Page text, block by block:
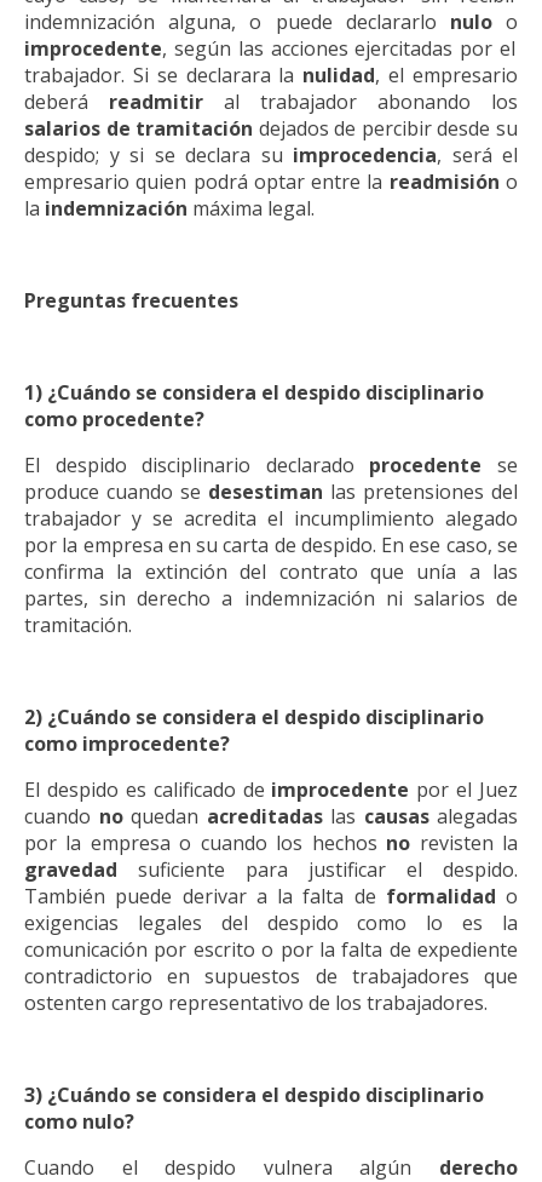
indemnización alguna, o puede declararlo nuloo
improcedente, según las acciones ejercitadas por el
trabajador. Si se declarara la nulidad, el empresario
deberá readmitir al trabajador abonando los
salarios de tramitación dejados de percibir desde su
despido; y si se declara su improcedencia, será el
empresario quien podrá optar entre la readmisión o
la indemnización máxima legal.
Preguntas frecuentes
1) ¿Cuándo se considera el despido disciplinario
como procedente?
El despido disciplinario declarado procedente se
produce cuando se desestiman las pretensiones del
trabajador y se acredita el incumplimiento alegado
por la empresa en su carta de despido. En ese caso, se
confirma la extinción del contrato que unía a las
partes, sin derecho a indemnización ni salarios de
tramitación.
2) ¿Cuándo se considera el despido disciplinario
como improcedente?
El despido es calificado de improcedente por el Juez
cuando no quedan acreditadas las causasalegadas
por la empresa o cuando los hechos no revisten la
gravedad suficiente para justificar el despido.
También puede derivar a la falta de formalidad o
exigencias legales del despido como lo es la
comunicación por escrito o por la falta de expediente
contradictorio en supuestos de trabajadores que
ostenten cargo representativo de los trabajadores.
3) ¿Cuándo se considera el despido disciplinario
como nulo?
Cuando el despido vulnera algún derecho